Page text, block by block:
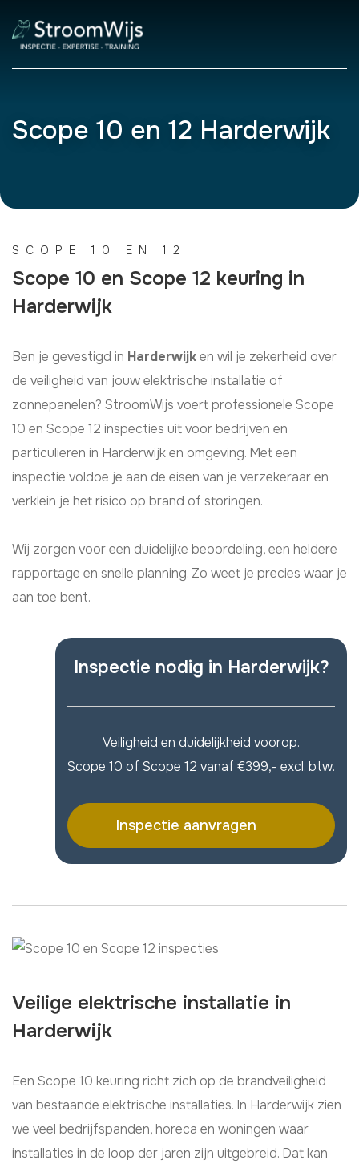
Scope 10 en 12 Harderwijk
SCOPE 10 EN 12
Scope 10 en Scope 12 keuring in
Harderwijk
Ben je gevestigd in Harderwijken wil je zekerheid over
de veiligheid van jouw elektrische installatie of
zonnepanelen? StroomWijs voert professionele Scope
10 en Scope 12 inspecties uit voor bedrijven en
particulieren in Harderwijk en omgeving. Met een
inspectie voldoe je aan de eisen van je verzekeraar en
verklein je het risico op brand of storingen.
Wij zorgen voor een duidelijke beoordeling, een heldere
rapportage en snelle planning. Zo weet je precies waar je
aan toe bent.
Inspectie nodig in Harderwijk?
Veiligheid en duidelijkheid voorop.
Scope 10 of Scope 12 vanaf €399,- excl. btw.
Inspectie aanvragen
Veilige elektrische installatie in
Harderwijk
Een Scope 10 keuring richt zich op de brandveiligheid
van bestaande elektrische installaties. In Harderwijk zien
we veel bedrijfspanden, horeca en woningen waar
installaties in de loop der jaren zijn uitgebreid. Dat kan